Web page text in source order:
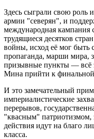
Здесь сыграли свою роль
армии "северян", и
международная кампания
трудящиеся десятков
войны, исход её мог быть
пропаганда, марши мира,
призывные пункты — всё
Мина прийти к
И это замечательный
империалистические
перерывов,
"квасным" патриотизмом,
действия идут на благо
класса.